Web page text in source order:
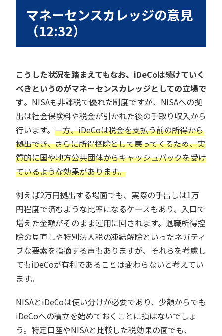
マネーセンスカレッジの意見
（12:32）
こうした状況を踏まえてもなお、iDeCoは続けていく
べきというのがマネーセンスカレッジとしての立場で
す。NISAも非課税で優れた制度ですが、NISAへの拠
出は社会保険料や税金が引かれた後の手取り収入から
行います。 一方、iDeCoは税金を支払う前の所得から
拠出でき、さらに所得控除として戻ってくるため、実
質的に国や地方公共団体からキャッシュバックを受け
ているような効果があります。
例えば2万円拠出する場面でも、実際の手出しは1万
円程度で済むような比率になるケースもあり、入口で
増えた金額がそのまま運用に回されます。退職所得控
除の見直しや特別法人税の凍結解除といったネガティ
ブな要素を指摘する声もありますが、それらを考慮し
てもiDeCoが有利であることは変わらないと考えてい
ます。
NISAとiDeCoは使い分けが必要であり、少額からでも
iDeCoへの積立を始めておくことに損はないでしょ
う。特定口座やNISAと比較した税効果の面でも、